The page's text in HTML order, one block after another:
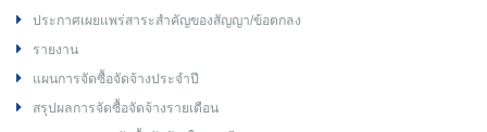
ประกาศเผยแพร่สาระสำคัญของสัญญา/ข้อตกลง
รายงาน
แผนการจัดซื้อจัดจ้างประจำปี
สรุปผลการจัดซื้อจัดจ้างรายเดือน